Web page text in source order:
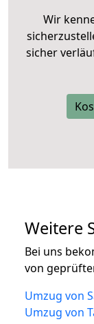
Wir
sicher
Weitere
Bei uns
von
Umzug von
Umzug von